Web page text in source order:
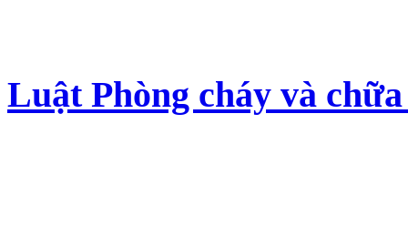
Luật Phòng cháy và